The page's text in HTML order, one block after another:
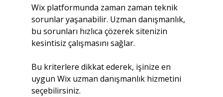
Wix platformunda zaman zaman teknik
sorunlar yaşanabilir. Uzman danışmanlık,
bu sorunları hızlıca çözerek sitenizin
kesintisiz çalışmasını sağlar.
Bu kriterlere dikkat ederek, işinize en
uygun Wix uzman danışmanlık hizmetini
seçebilirsiniz.